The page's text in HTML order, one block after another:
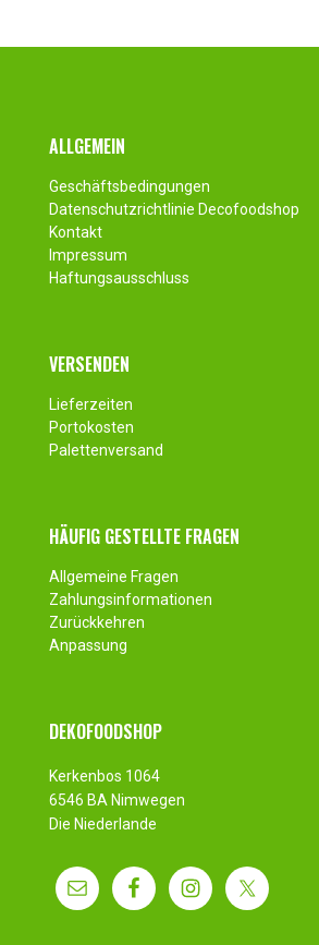
Fusszeile
ALLGEMEIN
Geschäftsbedingungen
Datenschutzrichtlinie Decofoodshop
Kontakt
Impressum
Haftungsausschluss
VERSENDEN
Lieferzeiten
Portokosten
Palettenversand
HÄUFIG GESTELLTE FRAGEN
Allgemeine Fragen
Zahlungsinformationen
Zurückkehren
Anpassung
DEKOFOODSHOP
Kerkenbos 1064
6546 BA Nimwegen
Die Niederlande